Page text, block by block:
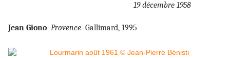
19 décembre 1958
Jean Giono Provence Gallimard, 1995